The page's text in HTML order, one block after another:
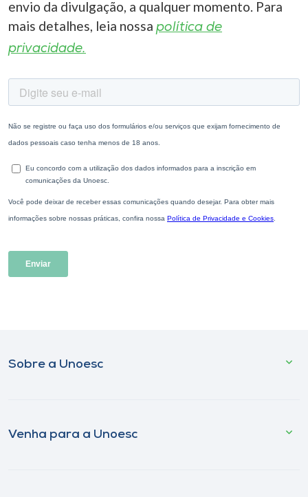
envio da divulgação, a qualquer momento. Para
mais detalhes, leia nossa política de
privacidade.
Sobre a Unoesc
Venha para a Unoesc